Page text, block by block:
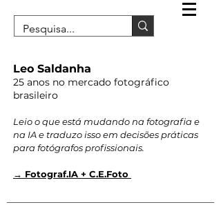
Leo Saldanha
25 anos no mercado fotográfico
brasileiro
Leio o que está mudando na fotografia e
na IA e traduzo isso em decisões práticas
para fotógrafos profissionais.
→ Fotograf.IA + C.E.Foto